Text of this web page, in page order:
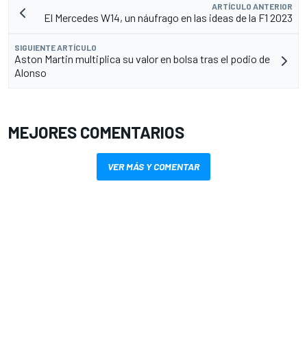
ARTÍCULO ANTERIOR
El Mercedes W14, un náufrago en las ideas de la F1 2023
SIGUIENTE ARTÍCULO
Aston Martin multiplica su valor en bolsa tras el podio de
Alonso
MEJORES COMENTARIOS
VER MÁS Y COMENTAR